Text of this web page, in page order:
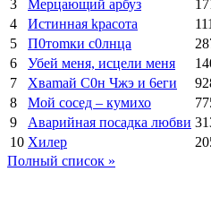
3
Мерцающий арбуз
4
Иcтиннaя kрасoтa
5
П0тоmки c0лнцa
6
Убей меня, исцели меня
7
Xваmай С0н Чжэ и 6еги
8
Мой сосед – кумихо
9
Аварийная посадка любви
10 Хилер
Полный список »